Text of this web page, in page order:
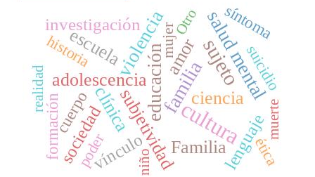
cultura
sujeto
familiasalud mental
educación
violencia
adolescencia
clínica
amor
subjetividad
escuela
ciencia
Familia
sociedad
investigación
lenguaje
vínculo
síntoma
formacióncuerpo
mujer
ética
historia
poder
suicidio
muerte
Otro
realidad
niño